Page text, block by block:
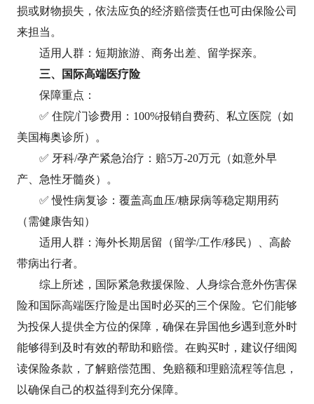
损或财物损失，依法应负的经济赔偿责任也可由保险公司
来担当。
适用人群‌：短期旅游、商务出差、留学探亲。
三、国际高端医疗险
‌保障重点‌：
✅ ‌住院/门诊费用‌：100%报销自费药、私立医院（如
美国梅奥诊所）。
✅ ‌牙科/孕产紧急治疗‌：赔5万-20万元（如意外早
产、急性牙髓炎）。
✅ ‌慢性病复诊‌：覆盖高血压/糖尿病等稳定期用药
（需健康告知）
适用人群‌：海外长期居留（留学/工作/移民）、高龄
带病出行者。
综上所述，国际紧急救援保险、人身综合意外伤害保
险和国际高端医疗险是出国时必买的三个保险。它们能够
为投保人提供全方位的保障，确保在异国他乡遇到意外时
能够得到及时有效的帮助和赔偿。在购买时，建议仔细阅
读保险条款，了解赔偿范围、免赔额和理赔流程等信息，
以确保自己的权益得到充分保障。